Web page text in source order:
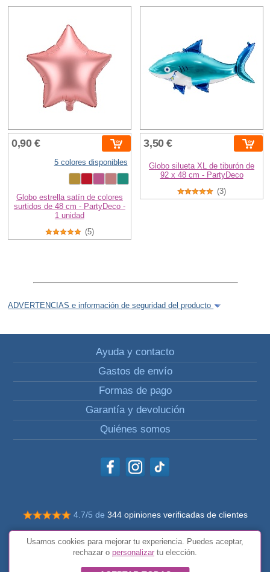
0,90 €
5 colores disponibles
Globo estrella satín de colores
surtidos de 48 cm - PartyDeco -
1 unidad
(5)
3,50 €
Globo silueta XL de tiburón de
92 x 48 cm - PartyDeco
(3)
ADVERTENCIAS e información de seguridad del producto
Ayuda y contacto
Gastos de envío
Formas de pago
Garantía y devolución
Quiénes somos
4.7/5 de 344 opiniones verificadas de clientes
© Todos los derechos reservados Impulsivos
Condiciones generales
Usamos cookies para mejorar tu experiencia. Puedes aceptar,
rechazar o personalizar tu elección.